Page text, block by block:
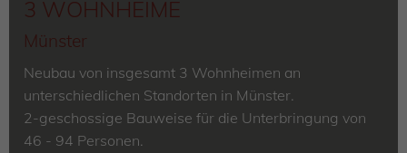
3 WOHNHEIME
Münster
Neubau von insgesamt 3 Wohnheimen an
unterschiedlichen Standorten in Münster.
2-geschossige Bauweise für die Unterbringung von
46 - 94 Personen.